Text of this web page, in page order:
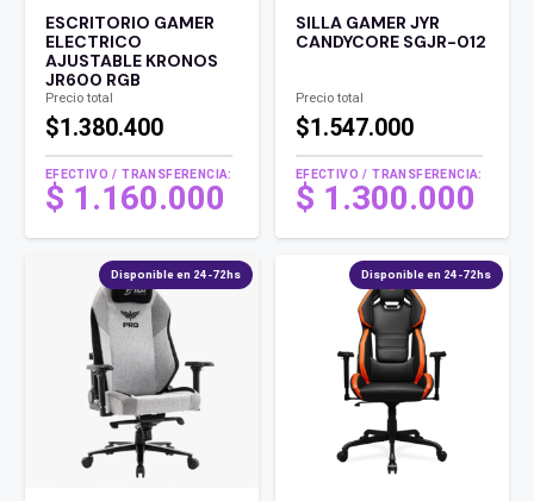
ESCRITORIO GAMER
ELECTRICO
AJUSTABLE KRONOS
JR600 RGB
Precio total
$1.380.400
EFECTIVO / TRANSFERENCIA:
$ 1.160.000
SILLA GAMER JYR
CANDYCORE SGJR-012
Precio total
$1.547.000
EFECTIVO / TRANSFERENCIA:
$ 1.300.000
Disponible en 24-72hs Disponible en 24-72hs